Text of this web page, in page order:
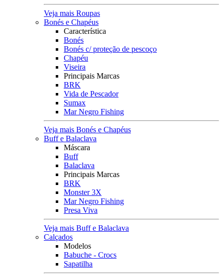
Veja mais Roupas
Bonés e Chapéus
Característica
Bonés
Bonés c/ proteção de pescoço
Chapéu
Viseira
Principais Marcas
BRK
Vida de Pescador
Sumax
Mar Negro Fishing
Veja mais Bonés e Chapéus
Buff e Balaclava
Máscara
Buff
Balaclava
Principais Marcas
BRK
Monster 3X
Mar Negro Fishing
Presa Viva
Veja mais Buff e Balaclava
Calçados
Modelos
Babuche - Crocs
Sapatilha